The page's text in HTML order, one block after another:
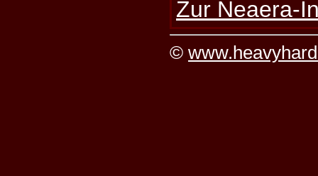
Zur Neaera-
©